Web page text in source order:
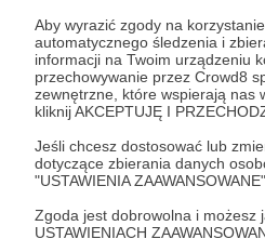
Aby wyrazić zgody na
automatycznego śledzenia i
informacji na Twoim urządzeniu
przechowywanie przez Crowd8
zewnętrzne, które wspierają nas
kliknij AKCEPTUJĘ I
Jeśli chcesz dostosować lub
dotyczące zbierania danych
"USTAWIENIA ZAAWANSOWANE".
Zgoda jest dobrowolna i możesz
USTAWIENIACH
Czy na pewno chcesz
Tak, przejdź
Kategorie